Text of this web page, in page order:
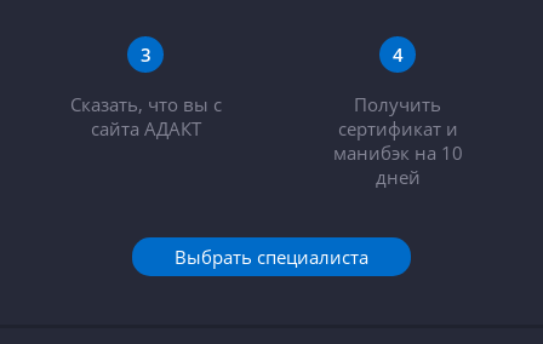
3
Cказать, что вы с
сайта АДАКТ
4
Получить
сертификат и
манибэк на 10
дней
Выбрать специалиста